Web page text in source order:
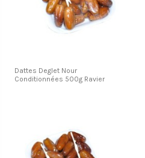
Dattes Deglet Nour
Conditionnées 500g Ravier